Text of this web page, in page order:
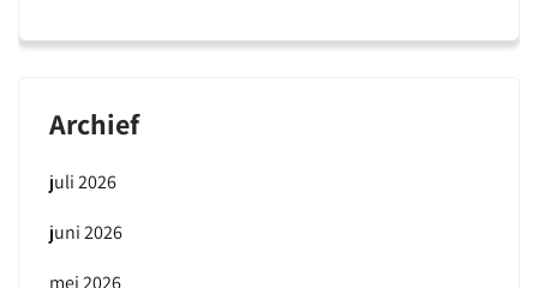
Archief
juli 2026
juni 2026
mei 2026